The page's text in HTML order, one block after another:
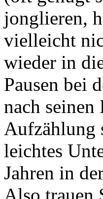
jonglieren,
vielleicht
wieder in
Pausen bei
nach
Aufzählung
leichtes
Jahren in
Also trauen